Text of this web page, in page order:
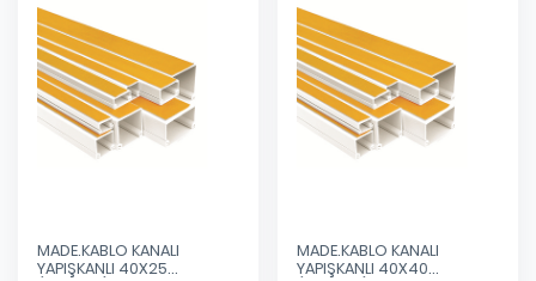
MADE.KABLO KANALI
YAPIŞKANLI 40X25
MADE.KABLO KANALI
YAPIŞKANLI 40X40